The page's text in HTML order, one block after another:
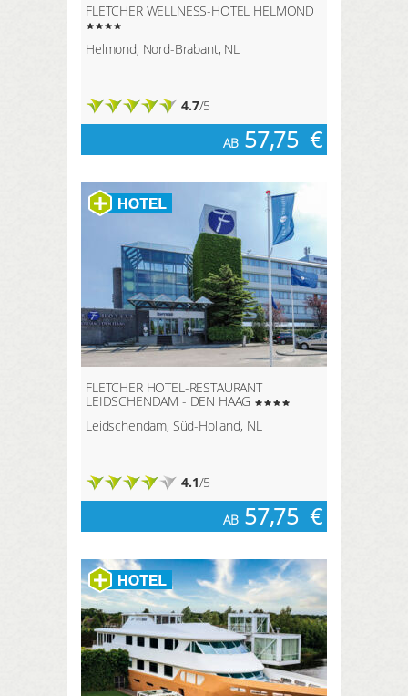
FLETCHER WELLNESS-HOTEL HELMOND
Helmond, Nord-Brabant, NL
4.7/5
AB 57,75 €
FLETCHER HOTEL-RESTAURANT
LEIDSCHENDAM - DEN HAAG
Leidschendam, Süd-Holland, NL
4.1/5
AB 57,75 €